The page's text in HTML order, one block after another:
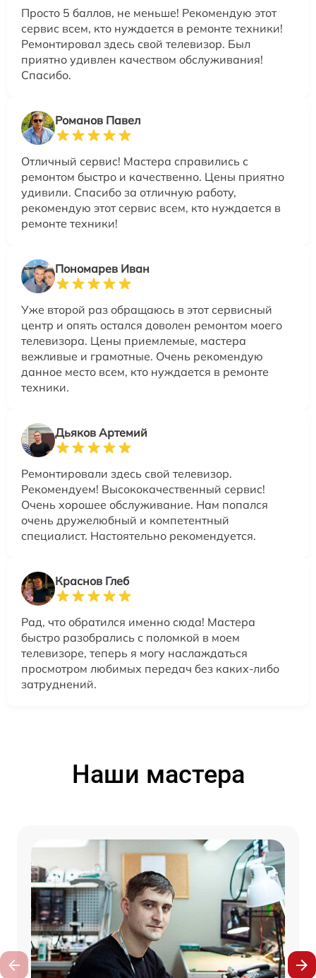
Просто 5 баллов, не меньше! Рекомендую этот
сервис всем, кто нуждается в ремонте техники!
Ремонтировал здесь свой телевизор. Был
приятно удивлен качеством обслуживания!
Спасибо.
Романов Павел
Отличный сервис! Мастера справились с
ремонтом быстро и качественно. Цены приятно
удивили. Спасибо за отличную работу,
рекомендую этот сервис всем, кто нуждается в
ремонте техники!
Пономарев Иван
Уже второй раз обращаюсь в этот сервисный
центр и опять остался доволен ремонтом моего
телевизора. Цены приемлемые, мастера
вежливые и грамотные. Очень рекомендую
данное место всем, кто нуждается в ремонте
техники.
Дьяков Артемий
Ремонтировали здесь свой телевизор.
Рекомендуем! Высококачественный сервис!
Очень хорошее обслуживание. Нам попался
очень дружелюбный и компетентный
специалист. Настоятельно рекомендуется.
Краснов Глеб
Рад, что обратился именно сюда! Мастера
быстро разобрались с поломкой в моем
телевизоре, теперь я могу наслаждаться
просмотром любимых передач без каких-либо
затруднений.
Наши мастера